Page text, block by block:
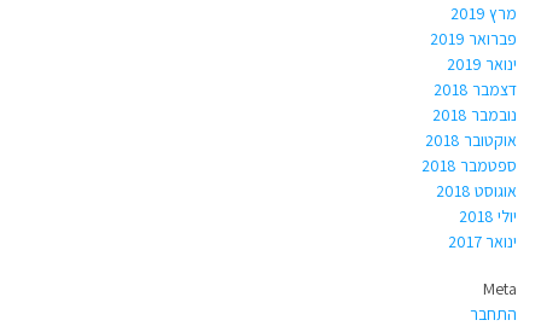
מרץ 2019
פברואר 2019
ינואר 2019
דצמבר 2018
נובמבר 2018
אוקטובר 2018
ספטמבר 2018
אוגוסט 2018
יולי 2018
ינואר 2017
Meta
התחבר